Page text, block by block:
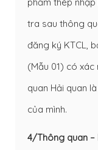
tra sau thông
đăng ký KTCL,
(Mẫu 01) có xác
quan Hải quan
của mình.
4/Thông quan –